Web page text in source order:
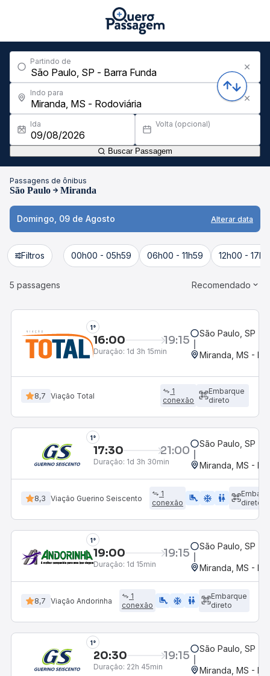
Partindo de
Indo para
Ida Volta (opcional)
Buscar Passagem
Passagens de ônibus
São Paulo Miranda
Domingo, 09 de Agosto Alterar data
Filtros 00h00 - 05h59 06h00 - 11h59 12h00 -
5 passagens Recomendado
1°
16:00 19:15
Duração: 1d 3h 15min
São Paulo, SP -
Miranda, MS -
8,7 Viação Total
1
conexão
Embarque
direto
1°
17:30 21:00
Duração: 1d 3h 30min
São Paulo, SP -
Miranda, MS -
8,3 Viação Guerino Seiscento
1
conexão
airline_seat_legroom_extra ac_unit WC
direto
1°
19:00 19:15
Duração: 1d 15min
São Paulo, SP -
Miranda, MS -
8,7 Viação Andorinha
1
conexão
airline_seat_legroom_extra ac_unit wc
Embarque
direto
1°
20:30 19:15
Duração: 22h 45min
São Paulo, SP -
Miranda, MS -